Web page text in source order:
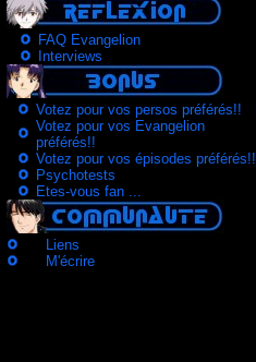
FAQ Evangelion
Interviews
Votez pour vos persos préférés!!
Votez pour vos Evangelion
préférés!!
Votez pour vos épisodes préférés!!
Psychotests
Etes-vous fan ...
Liens
M'écrire